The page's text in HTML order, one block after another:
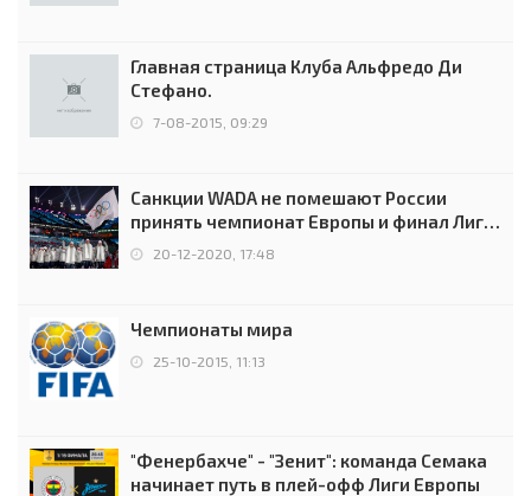
Главная страница Клуба Альфредо Ди
Стефано.
7-08-2015, 09:29
Санкции WADA не помешают России
принять чемпионат Европы и финал Лиги
чемпионов.
20-12-2020, 17:48
Чемпионаты мира
25-10-2015, 11:13
"Фенербахче" - "Зенит": команда Семака
начинает путь в плей-офф Лиги Европы